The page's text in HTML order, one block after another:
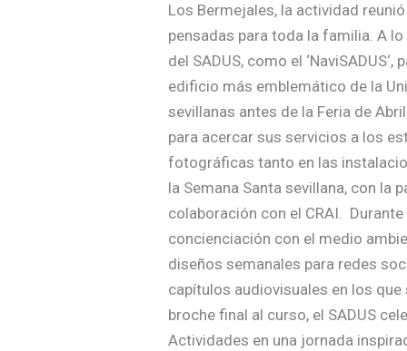
Los Bermejales, la actividad
pensadas para toda la familia. A
del SADUS, como el
edificio más emblemático de la
sevillanas antes de la Feria de
para acercar sus servicios a los
fotográficas tanto en las
la Semana Santa sevillana, con
colaboración con el CRAI.
concienciación con el medio
diseños semanales para redes
capítulos audiovisuales en los
broche final al curso, el SADUS
Actividades en una jornada